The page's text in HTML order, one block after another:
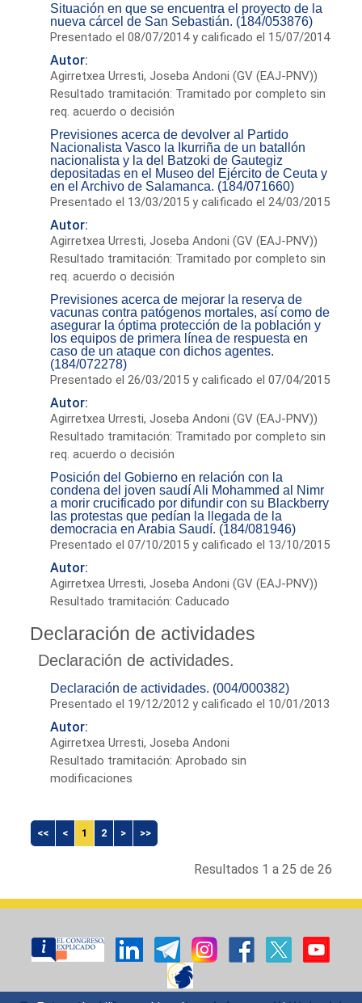
Situación en que se encuentra el proyecto de la
nueva cárcel de San Sebastián. (184/053876)
Presentado el 08/07/2014 y calificado el 15/07/2014
Autor:
Agirretxea Urresti, Joseba Andoni (GV (EAJ-PNV))
Resultado tramitación: Tramitado por completo sin
req. acuerdo o decisión
Previsiones acerca de devolver al Partido
Nacionalista Vasco la Ikurriña de un batallón
nacionalista y la del Batzoki de Gautegiz
depositadas en el Museo del Ejército de Ceuta y
en el Archivo de Salamanca. (184/071660)
Presentado el 13/03/2015 y calificado el 24/03/2015
Autor:
Agirretxea Urresti, Joseba Andoni (GV (EAJ-PNV))
Resultado tramitación: Tramitado por completo sin
req. acuerdo o decisión
Previsiones acerca de mejorar la reserva de
vacunas contra patógenos mortales, así como de
asegurar la óptima protección de la población y
los equipos de primera línea de respuesta en
caso de un ataque con dichos agentes.
(184/072278)
Presentado el 26/03/2015 y calificado el 07/04/2015
Autor:
Agirretxea Urresti, Joseba Andoni (GV (EAJ-PNV))
Resultado tramitación: Tramitado por completo sin
req. acuerdo o decisión
Posición del Gobierno en relación con la
condena del joven saudí Ali Mohammed al Nimr
a morir crucificado por difundir con su Blackberry
las protestas que pedían la llegada de la
democracia en Arabia Saudí. (184/081946)
Presentado el 07/10/2015 y calificado el 13/10/2015
Autor:
Agirretxea Urresti, Joseba Andoni (GV (EAJ-PNV))
Resultado tramitación: Caducado
Declaración de actividades
Declaración de actividades.
Declaración de actividades. (004/000382)
Presentado el 19/12/2012 y calificado el 10/01/2013
Autor:
Agirretxea Urresti, Joseba Andoni
Resultado tramitación: Aprobado sin
modificaciones
<< < 1 2 > >>
Resultados 1 a 25 de 26